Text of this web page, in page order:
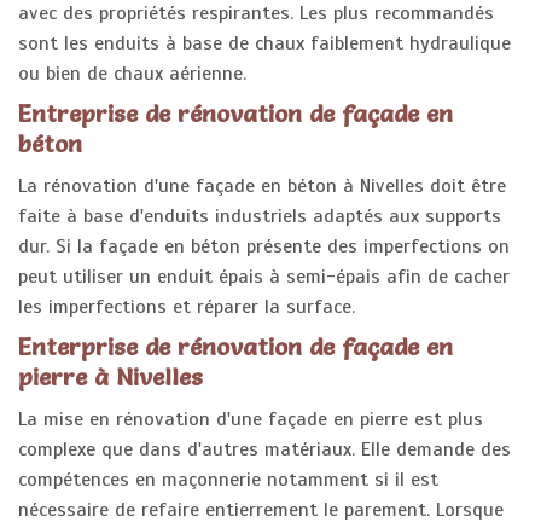
avec des propriétés respirantes. Les plus recommandés
sont les enduits à base de chaux faiblement hydraulique
ou bien de chaux aérienne.
Entreprise de rénovation de façade en
béton
La rénovation d'une façade en béton à Nivelles doit être
faite à base d'enduits industriels adaptés aux supports
dur. Si la façade en béton présente des imperfections on
peut utiliser un enduit épais à semi-épais afin de cacher
les imperfections et réparer la surface.
Enterprise de rénovation de façade en
pierre à Nivelles
La mise en rénovation d'une façade en pierre est plus
complexe que dans d'autres matériaux. Elle demande des
compétences en maçonnerie notamment si il est
nécessaire de refaire entierrement le parement. Lorsque